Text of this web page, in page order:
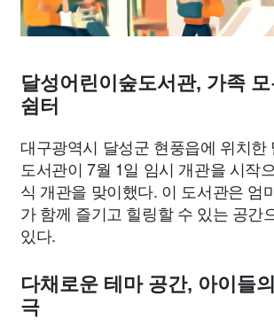
달성어린이숲도서관, 가족
쉼터
대구광역시 달성군 현풍읍에 위치한
도서관이 7월 1일 임시 개관을 시작
식 개관을 맞이했다. 이 도서관은 엄
가 함께 즐기고 힐링할 수 있는 공간
있다.
다채로운 테마 공간, 아이들
극